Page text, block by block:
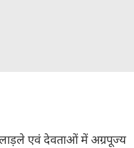
एवं देवताओं में अग्रपूज्य